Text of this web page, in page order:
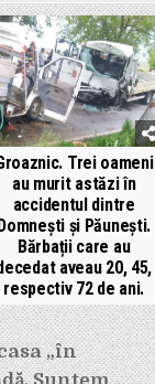
Trei oameni
au murit astăzi în
accidentul dintre
și Păunești.
Bărbații care au
aveau 20, 45,
respectiv 72 de ani.
„în
Suntem